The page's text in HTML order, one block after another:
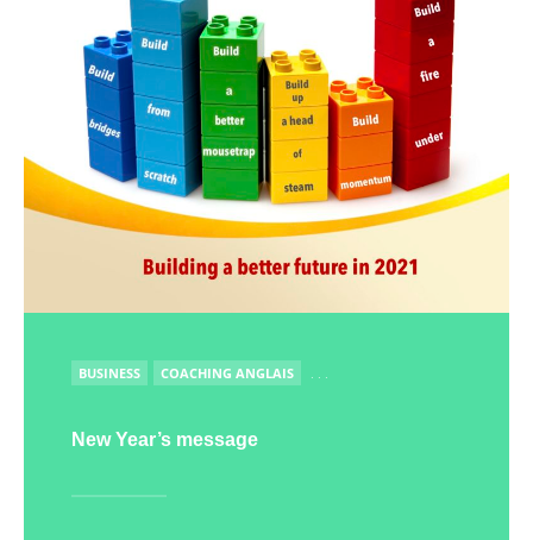
PUBLIÉ
BUSINESS COACHING ANGLAIS
New Year’s message